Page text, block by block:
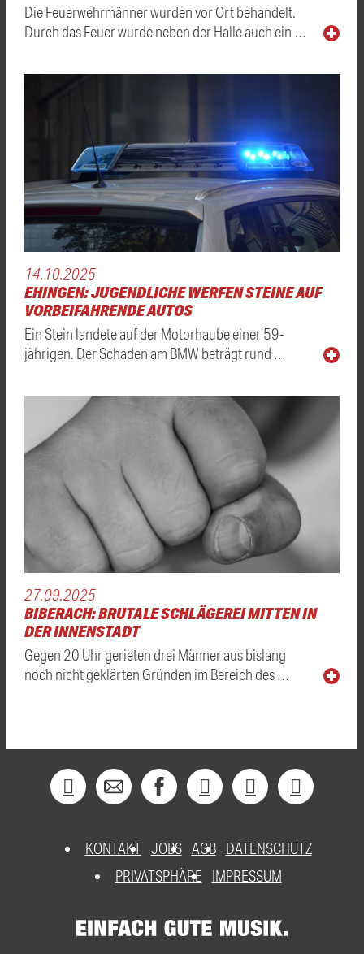
Die Feuerwehrmänner wurden vor Ort behandelt.
Durch das Feuer wurde neben der Halle auch ein …
14.10.2025
EHINGEN: JUGENDLICHE WERFEN STEINE AUF
VORBEIFAHRENDE AUTOS
Ein Stein landete auf der Motorhaube einer 59-
jährigen. Der Schaden am BMW beträgt rund …
27.09.2025
BIBERACH: BRUTALE SCHLÄGEREI MITTEN IN
DER INNENSTADT
Gegen 20 Uhr gerieten drei Männer aus bislang
noch nicht geklärten Gründen im Bereich des …
KONTAKT JOBS AGB DATENSCHUTZ
PRIVATSPHÄRE
IMPRESSUM